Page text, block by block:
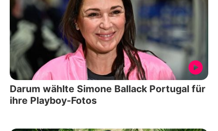
Darum wählte Simone Ballack Portugal für
ihre Playboy-Fotos